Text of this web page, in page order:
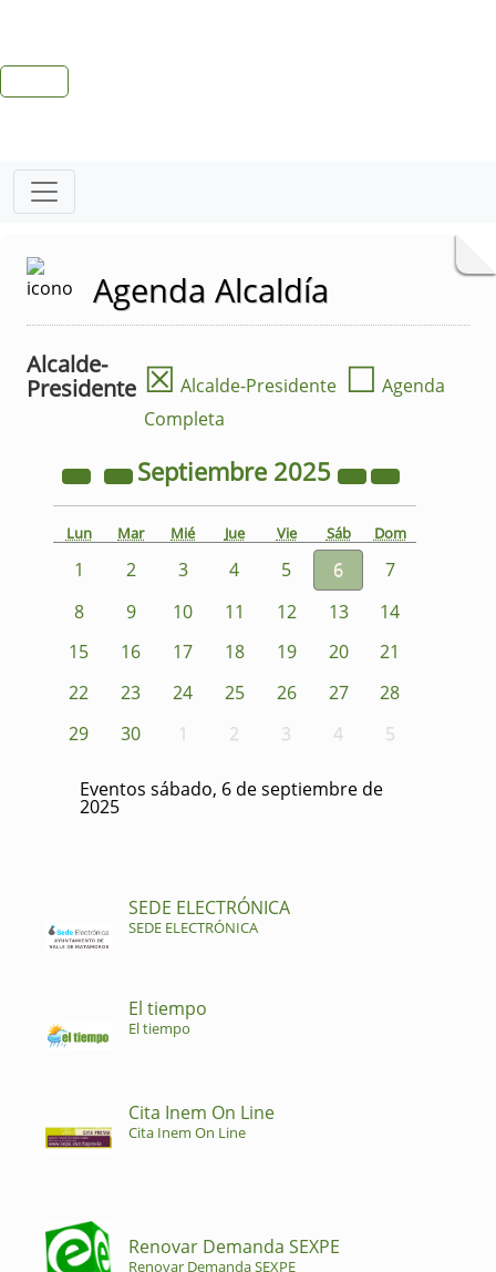
Agenda Alcaldía
Alcalde-
Presidente ☒ Alcalde-Presidente ☐ Agenda
Completa
Septiembre 2025
Lun Mar Mié Jue Vie Sáb Dom
1 2 3 4 5 6
7
8
9 10 11 12 13
14
15
16 17 18 19 20
21
22
23 24 25 26 27
28
29
30 1 2 3 4 5
Eventos sábado, 6 de septiembre de
2025
SEDE ELECTRÓNICA
SEDE ELECTRÓNICA
El tiempo
El tiempo
Cita Inem On Line
Cita Inem On Line
Renovar Demanda SEXPE
Renovar Demanda SEXPE